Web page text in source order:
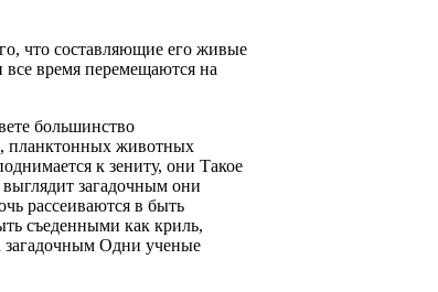
что составляющие его живые
все время перемещаются на
большинство
планктонных животных
к зениту, они Такое
загадочным они
рассеиваются в быть
съеденными как криль,
загадочным Одни ученые